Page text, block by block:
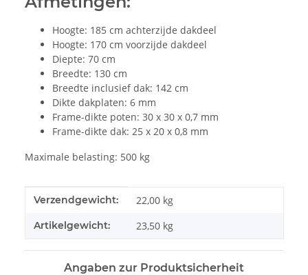
Hoogte: 185 cm achterzijde dakdeel
Hoogte: 170 cm voorzijde dakdeel
Diepte: 70 cm
Breedte: 130 cm
Breedte inclusief dak: 142 cm
Dikte dakplaten: 6 mm
Frame-dikte poten: 30 x 30 x 0,7 mm
Frame-dikte dak: 25 x 20 x 0,8 mm
Maximale belasting: 500 kg
#productDetails.itemInformation#
#productDetails.itemValue#
Verzendgewicht: 22,00 kg
Artikelgewicht: 23,50 kg
Angaben zur Produktsicherheit